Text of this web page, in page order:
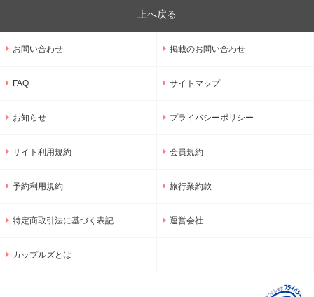
上へ戻る
お問い合わせ 掲載のお問い合わせ
FAQ サイトマップ
お知らせ プライバシーポリシー
サイト利用規約 会員規約
予約利用規約 旅行業約款
特定商取引法に基づく表記 運営会社
カップルズとは